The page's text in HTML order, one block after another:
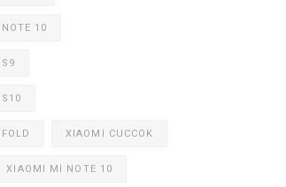
10
XIAOMI CUCCOK
XIAOMI MI NOTE 10